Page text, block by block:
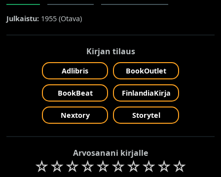
Julkaistu: 1955 (Otava)
Kirjan tilaus
Adlibris BookOutlet
BookBeat FinlandiaKirja
Nextory Storytel
Arvosanani kirjalle
☆☆☆☆☆☆☆☆☆☆